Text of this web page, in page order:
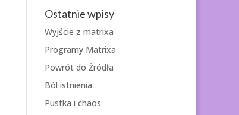
Ostatnie wpisy
Wyjście z matrixa
Programy Matrixa
Powrót do Źródła
Ból istnienia
Pustka i chaos